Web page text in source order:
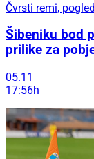
Čvrsti remi,
Šibeniku bod
prilike za
05.11
17:56h